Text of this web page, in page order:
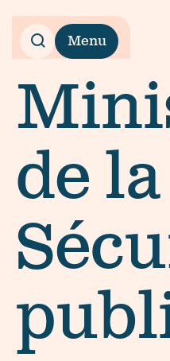
Menu
de la